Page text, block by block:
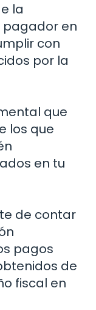
la
pagador en
con
por la
que
los que
en tu
de contar
pagos
de
fiscal en